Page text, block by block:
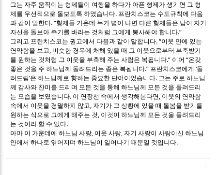
그는 자주 움직이는 형제들이 여행을 하다가 아픈 형제가 생기면 그 형
제를 우선적으로 돌보도록 하였습니다. 프란치스코는 수도규칙에 다음
과 같이 말한다. “형제들 가운데 누가 병이 나면 다른 형제들은 남이 자기
자신을 돌보아 주기를 바라는 것처럼 그에게 봉사해야 합니다.”
그리고 프란치스코는 권고에서 다음과 같이 말합니다. “이웃 안에 있는
연약함을 보고 , 비슷한 경우에 처해 있을 때 그 이웃으로부터 부축받기
를 원하는 것처럼 그 이웃을 부축해 주는 사람은 복됩니다.” 이어“온갖
좋은 것을 주 하느님께 돌려드리는 종은 복됩니다.” 프란치스코에게‘돌
려드림’은 하느님께로 향하는 중요한 단어이었습니다. 그는 주로 하느님
께 감사와 찬미를 드리며 모든 것을 통해 하느님께 모든 것을 돌려드리
는 모습을 보였습니다. 이 연장선 속에서 생각해본다면 , 이웃의 연약함
속에서 이웃을 경멸하지 않고 ,자기가 그 상황에 있을 때 돌봄을 받기를
원하는 식으로 그에게 해주는 것 , 이것이 하느님께 모든 것을 돌려드리
는 것이라 할 수 있다.
아마 이 가운데에 하느님 사랑, 이웃 사랑,자기 사랑이 사랑이신 하느님
안에서 하나로 엮어지며 하느님이 일어나기 때문일 것입니다.